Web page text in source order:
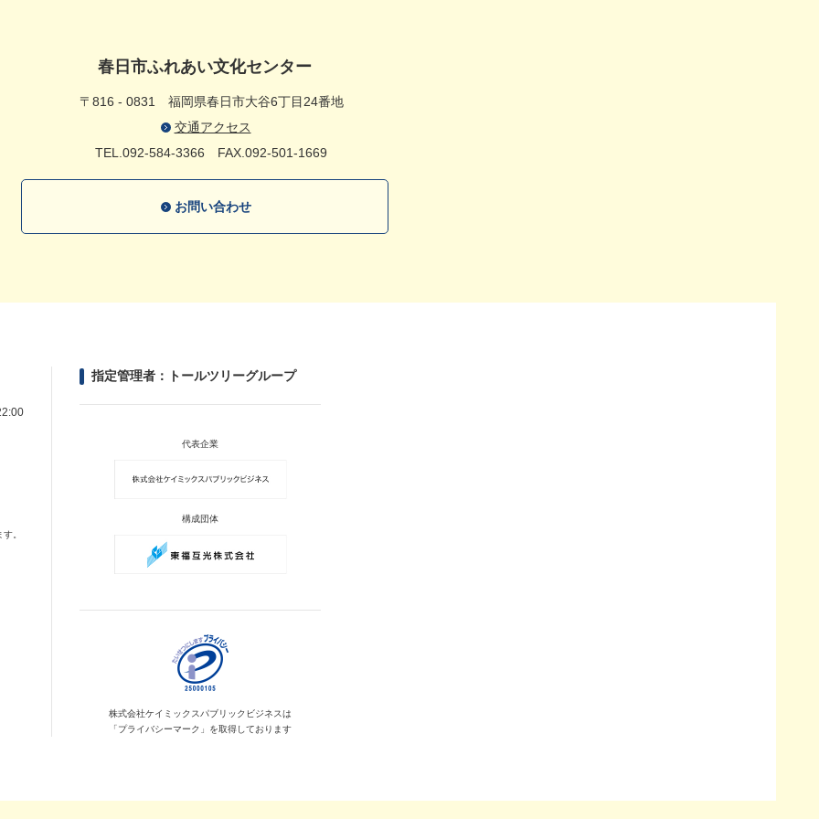
春日市ふれあい文化センター
〒816 - 0831 福岡県春日市大谷6丁目24番地
交通アクセス
TEL.092-584-3366 FAX.092-501-1669
お問い合わせ
。
指定管理者：トールツリーグループ
代表企業
構成団体
株式会社ケイミックス パブリックビジネスは
「プライバシーマーク」を取得しております